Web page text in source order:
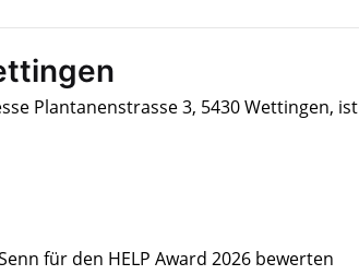
Plantanenstrasse 3, 5430 Wettingen, ist
für den HELP Award 2026 bewerten